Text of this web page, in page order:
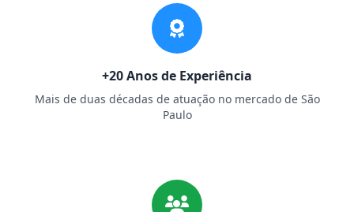
+20 Anos de Experiência
Mais de duas décadas de atuação no mercado de São
Paulo